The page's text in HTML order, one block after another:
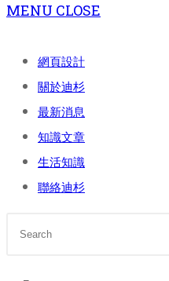
MENU CLOSE
網頁設計
關於迪杉
最新消息
知識文章
生活知識
聯絡迪杉